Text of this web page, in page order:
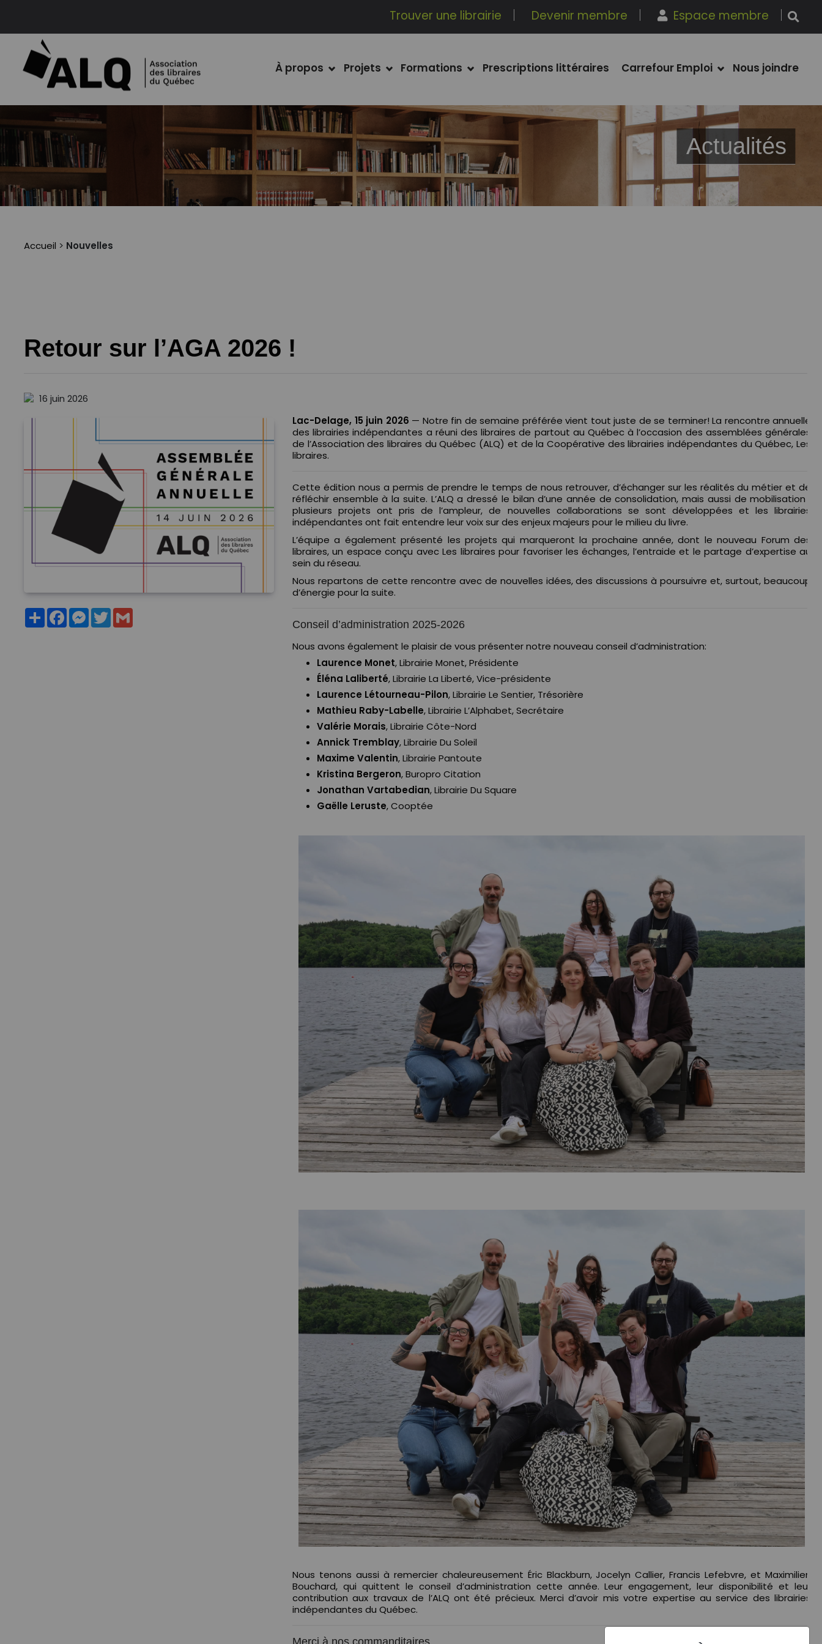
Trouver une librairie Devenir membre Espace membre
À propos Projets Formations Prescriptions littéraires Carrefour Emploi Nous joindre
Actualités
Accueil > Nouvelles
Retour sur l’AGA 2026 !
16 juin 2026
PartagerFacebookMessenger
Twitter
Lac-Delage, 15 juin 2026 — Notre fin de semaine préférée vient tout juste de se terminer! La rencontre annuelle
des librairies indépendantes a réuni des libraires de partout au Québec à l’occasion des assemblées générales
de l’Association des libraires du Québec (ALQ) et de la Coopérative des librairies indépendantes du Québec, Les
libraires.
Cette édition nous a permis de prendre le temps de nous retrouver, d’échanger sur les réalités du métier et de
réfléchir ensemble à la suite. L’ALQ a dressé le bilan d’une année de consolidation, mais aussi de mobilisation :
plusieurs projets ont pris de l’ampleur, de nouvelles collaborations se sont développées et les librairies
indépendantes ont fait entendre leur voix sur des enjeux majeurs pour le milieu du livre.
L’équipe a également présenté les projets qui marqueront la prochaine année, dont le nouveau Forum des
libraires, un espace conçu avec Les libraires pour favoriser les échanges, l’entraide et le partage d’expertise au
sein du réseau.
Nous repartons de cette rencontre avec de nouvelles idées, des discussions à poursuivre et, surtout, beaucoup
d’énergie pour la suite.
Conseil d’administration 2025-2026
Nous avons également le plaisir de vous présenter notre nouveau conseil d’administration:
Laurence Monet, Librairie Monet, Présidente
Éléna Laliberté, Librairie La Liberté, Vice-présidente
Laurence Létourneau-Pilon, Librairie Le Sentier, Trésorière
Mathieu Raby-Labelle, Librairie L’Alphabet, Secrétaire
Valérie Morais, Librairie Côte-Nord
Annick Tremblay, Librairie Du Soleil
Maxime Valentin, Librairie Pantoute
Kristina Bergeron, Buropro Citation
Jonathan Vartabedian, Librairie Du Square
Gaëlle Leruste, Cooptée
Nous tenons aussi à remercier chaleureusement Éric Blackburn, Jocelyn Callier, Francis Lefebvre, et Maximilien
Bouchard, qui quittent le conseil d’administration cette année. Leur engagement, leur disponibilité et leur
contribution aux travaux de l’ALQ ont été précieux. Merci d’avoir mis votre expertise au service des librairies
indépendantes du Québec.
Merci à nos commanditaires